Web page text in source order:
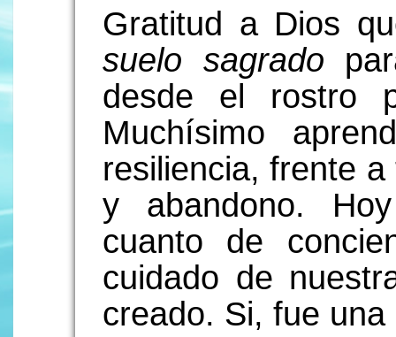
Gratitud a Dios
suelo sagrado
desde el rostro
Muchísimo
resiliencia, frente
y abandono.
cuanto de
cuidado de
creado. Si, fue